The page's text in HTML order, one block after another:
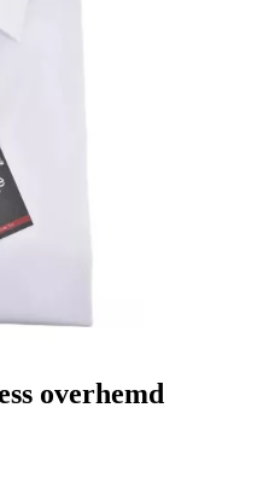
overhemd